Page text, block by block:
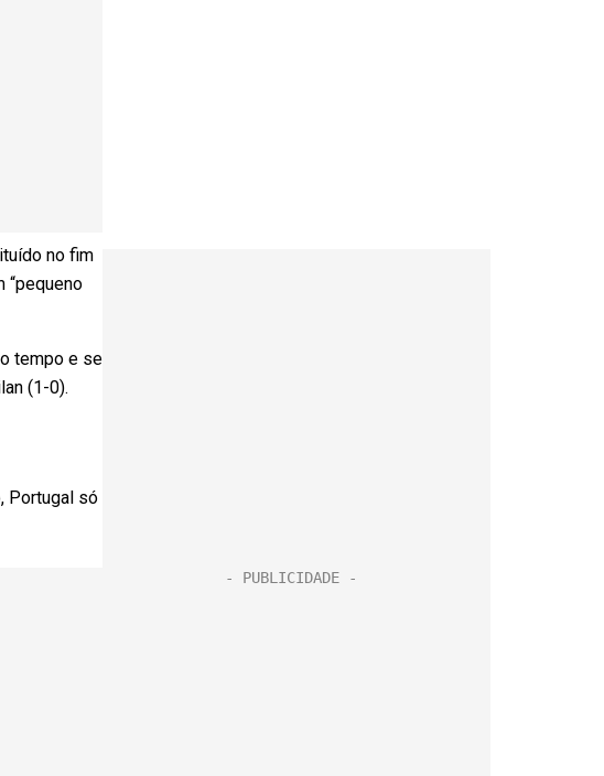
no fim
“pequeno
tempo e se
(1-0).
Portugal só